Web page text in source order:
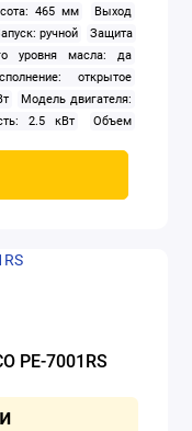
465 мм
Выход
ручной
Защита
уровня масла: да
открытое
Модель двигателя:
2.5 кВт
Объем
PE-7001RS